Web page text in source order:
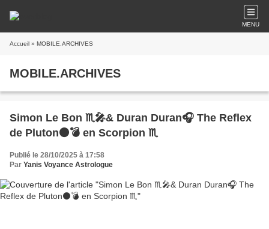
MENU
Accueil » MOBILE.ARCHIVES
MOBILE.ARCHIVES
Simon Le Bon ♏🎤& Duran Duran🎧 The Reflex
de Pluton⚫💣 en Scorpion ♏
Publié le 28/10/2025 à 17:58
Par Yanis Voyance Astrologue